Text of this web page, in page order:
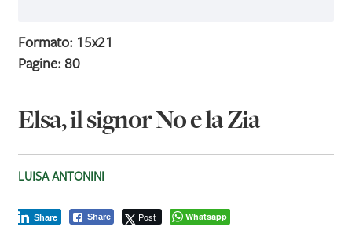
Formato: 15x21
Pagine: 80
Elsa, il signor No e la Zia
LUISA ANTONINI
Share Post
Share Whatsapp